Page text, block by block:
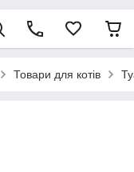
Товари для котів